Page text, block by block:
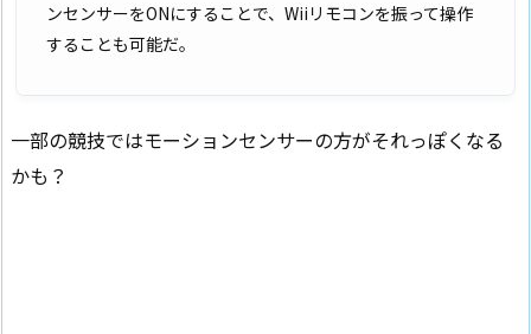
ンセンサーをONにすることで、Wiiリモコンを振って操作
することも可能だ。
一部の競技ではモーションセンサーの方がそれっぽくなる
かも？